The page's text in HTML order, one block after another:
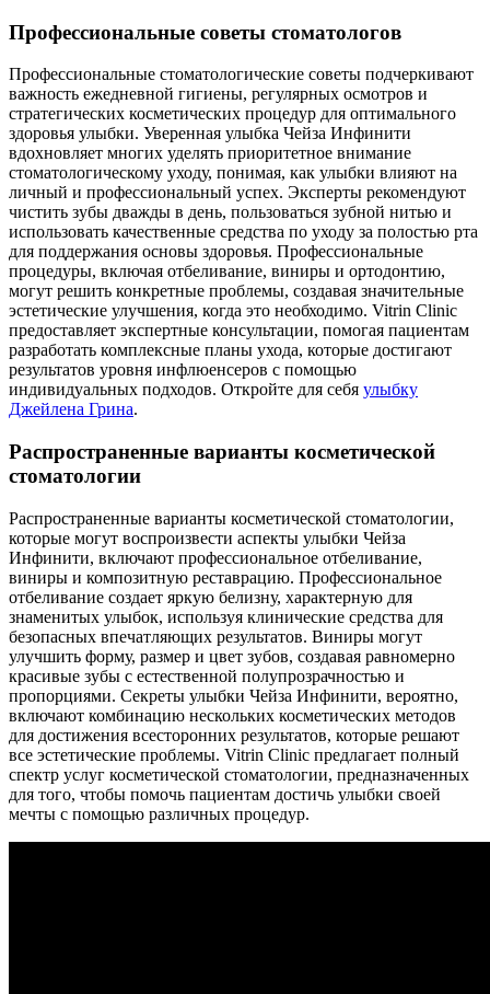
Профессиональные советы стоматологов
Профессиональные стоматологические советы подчеркивают
важность ежедневной гигиены, регулярных осмотров и
стратегических косметических процедур для оптимального
здоровья улыбки. Уверенная улыбка Чейза Инфинити
вдохновляет многих уделять приоритетное внимание
стоматологическому уходу, понимая, как улыбки влияют на
личный и профессиональный успех. Эксперты рекомендуют
чистить зубы дважды в день, пользоваться зубной нитью и
использовать качественные средства по уходу за полостью рта
для поддержания основы здоровья. Профессиональные
процедуры, включая отбеливание, виниры и ортодонтию,
могут решить конкретные проблемы, создавая значительные
эстетические улучшения, когда это необходимо. Vitrin Clinic
предоставляет экспертные консультации, помогая пациентам
разработать комплексные планы ухода, которые достигают
результатов уровня инфлюенсеров с помощью
индивидуальных подходов. Откройте для себя улыбку
Джейлена Грина.
Распространенные варианты косметической
стоматологии
Распространенные варианты косметической стоматологии,
которые могут воспроизвести аспекты улыбки Чейза
Инфинити, включают профессиональное отбеливание,
виниры и композитную реставрацию. Профессиональное
отбеливание создает яркую белизну, характерную для
знаменитых улыбок, используя клинические средства для
безопасных впечатляющих результатов. Виниры могут
улучшить форму, размер и цвет зубов, создавая равномерно
красивые зубы с естественной полупрозрачностью и
пропорциями. Секреты улыбки Чейза Инфинити, вероятно,
включают комбинацию нескольких косметических методов
для достижения всесторонних результатов, которые решают
все эстетические проблемы. Vitrin Clinic предлагает полный
спектр услуг косметической стоматологии, предназначенных
для того, чтобы помочь пациентам достичь улыбки своей
мечты с помощью различных процедур.